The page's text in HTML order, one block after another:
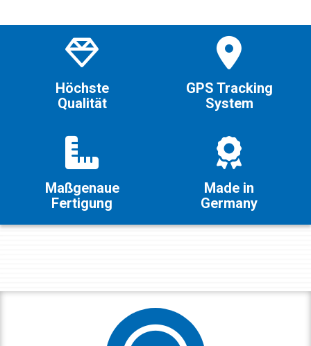
Höchste
Qualität
GPS Tracking
System
Maßgenaue
Fertigung
Made in
Germany